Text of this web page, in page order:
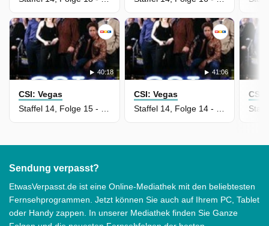
40:18
CSI: Vegas
41:06
CSI: Vegas
CSI:
Sendung verpasst?
EtwasVerpasst.de ist eine Online-Mediathek mit den beliebtesten
Fernsehprogrammen. Jetzt können Sie auch auf Ihrem PC, Tablet
oder Handy zappen. In unserer Mediathek finden Sie Ganze